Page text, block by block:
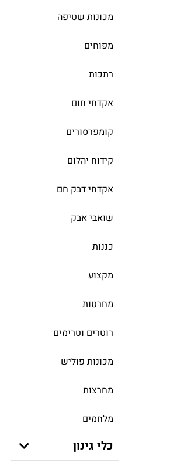
מכונות שטיפה
מפוחים
רתכות
אקדחי חום
קומפרסורים
קידוח יהלום
אקדחי דבק חם
שואבי אבק
כננות
מקצוע
מחרטות
רוטרים וטרימים
מכונות פוליש
מחרצות
מלחמים
כלי גינון